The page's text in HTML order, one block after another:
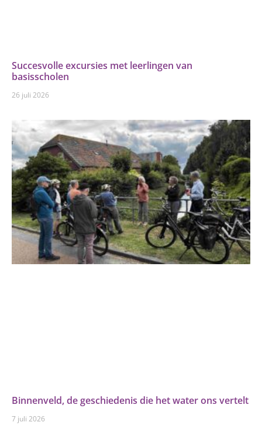
Succesvolle excursies met leerlingen van
basisscholen
26 juli 2026
Binnenveld, de geschiedenis die het water ons vertelt
7 juli 2026